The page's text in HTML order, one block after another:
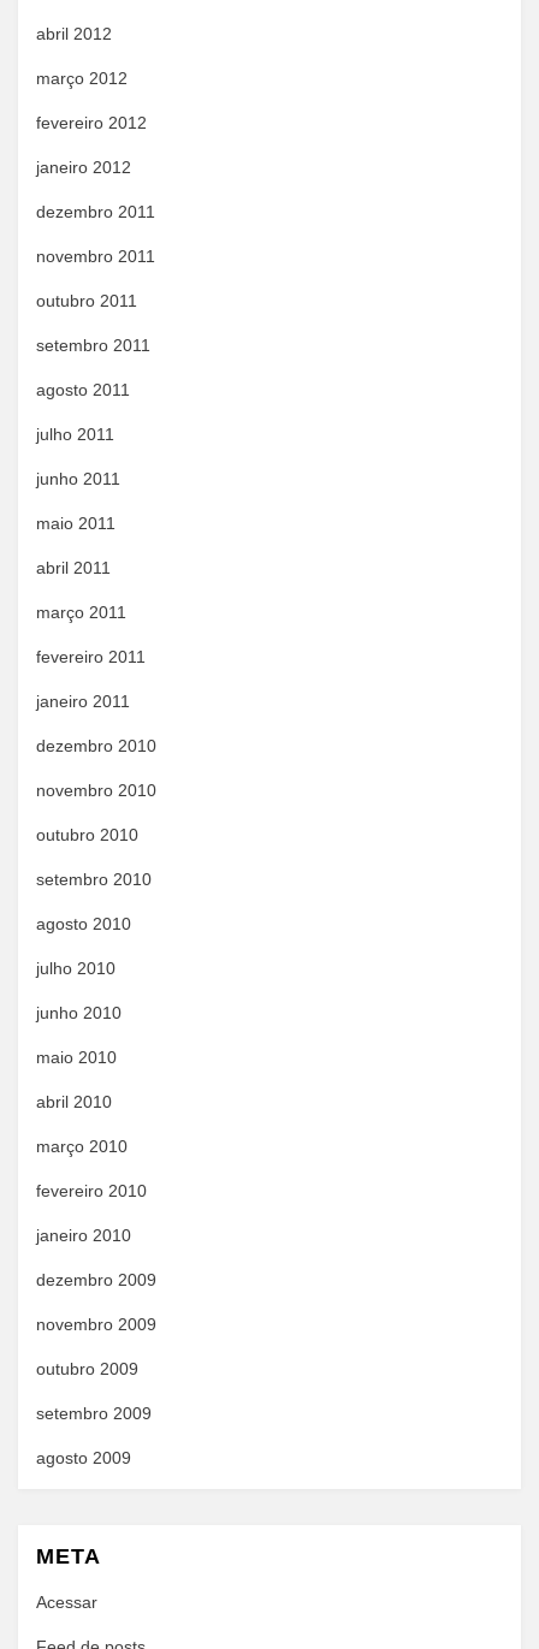
abril 2012
março 2012
fevereiro 2012
janeiro 2012
dezembro 2011
novembro 2011
outubro 2011
setembro 2011
agosto 2011
julho 2011
junho 2011
maio 2011
abril 2011
março 2011
fevereiro 2011
janeiro 2011
dezembro 2010
novembro 2010
outubro 2010
setembro 2010
agosto 2010
julho 2010
junho 2010
maio 2010
abril 2010
março 2010
fevereiro 2010
janeiro 2010
dezembro 2009
novembro 2009
outubro 2009
setembro 2009
agosto 2009
META
Acessar